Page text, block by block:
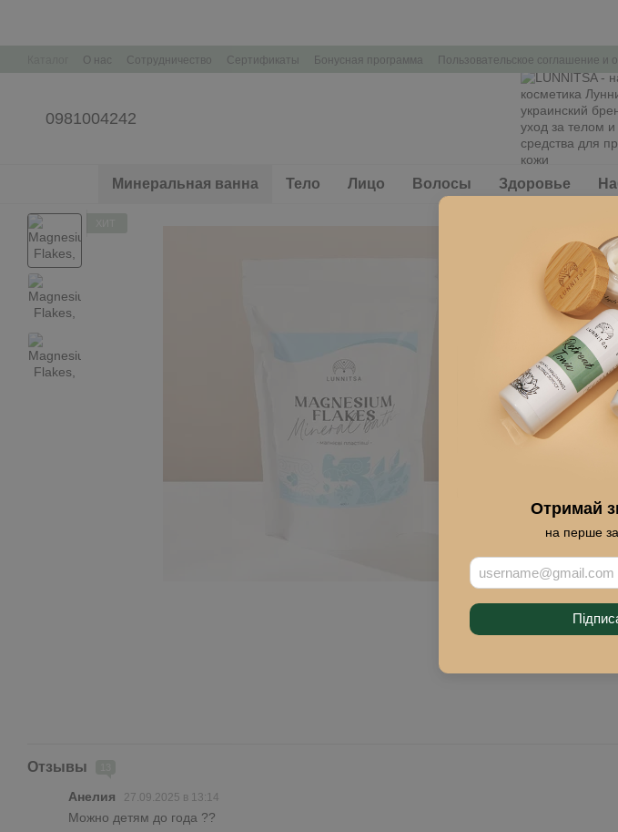
Отримай
на перше
О нас Сотрудничество Сертификаты Бонусная программа Пользовательское соглашение и
0981004242
Минеральная ванна Тело Лицо Волосы Здоровье
Отзывы
Анелия 27.09.2025 в 13:14
Можно детям до года ??